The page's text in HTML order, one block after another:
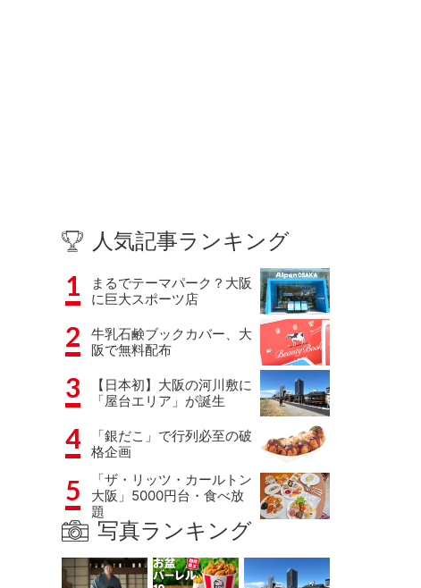
人気記事ランキング
1
まるでテーマパーク？大阪
に巨大スポーツ店
2
牛乳石鹸ブックカバー、大
阪で無料配布
3
【日本初】大阪の河川敷に
「屋台エリア」が誕生
4
「銀だこ」で行列必至の破
格企画
5
「ザ・リッツ・カールトン
大阪」5000円台・食べ放
題
写真ランキング